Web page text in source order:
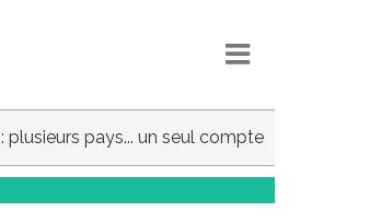
: plusieurs pays... un seul compte